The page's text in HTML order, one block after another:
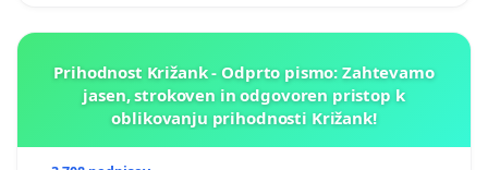
Prihodnost Križank - Odprto pismo: Zahtevamo
jasen, strokoven in odgovoren pristop k
oblikovanju prihodnosti Križank!